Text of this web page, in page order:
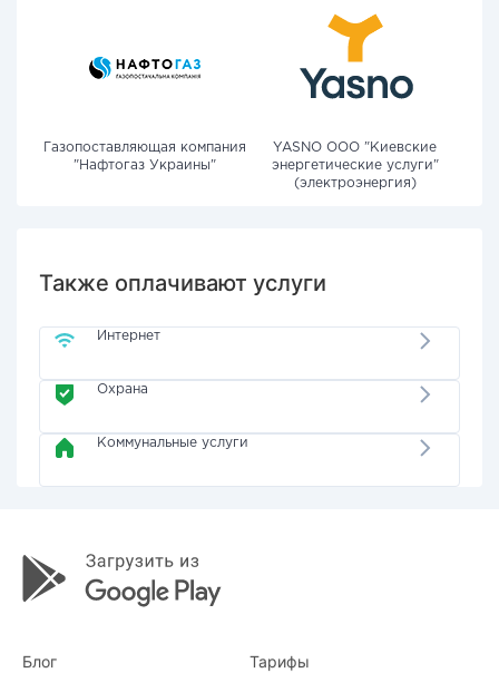
Газопоставляющая компания
"Нафтогаз Украины"
YASNO OOO "Киевские
энергетические услуги"
(электроэнергия)
Также оплачивают услуги
Интернет
Охрана
Коммунальные услуги
Блог Тарифы